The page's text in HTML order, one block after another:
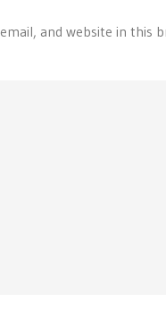
and website in